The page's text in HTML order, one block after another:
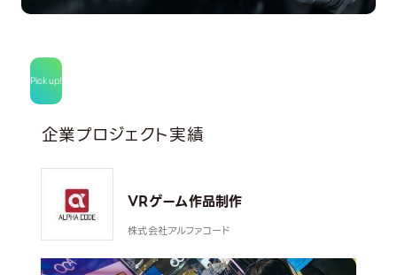
Pick up!
企業プロジェクト実績
VRゲーム作品制作
株式会社アルファコード